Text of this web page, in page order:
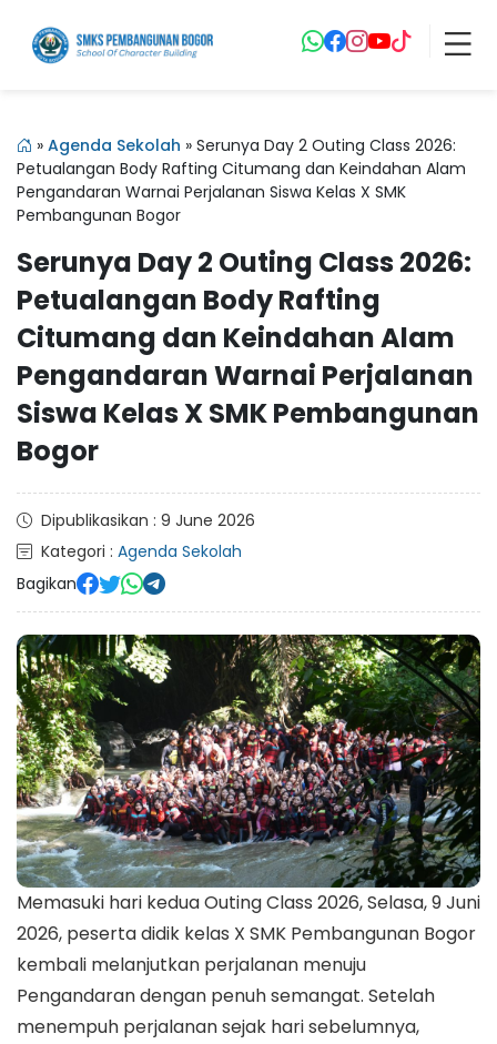
» Agenda Sekolah » Serunya Day 2 Outing Class 2026:
Petualangan Body Rafting Citumang dan Keindahan Alam
Pengandaran Warnai Perjalanan Siswa Kelas X SMK
Pembangunan Bogor
Serunya Day 2 Outing Class 2026:
Petualangan Body Rafting
Citumang dan Keindahan Alam
Pengandaran Warnai Perjalanan
Siswa Kelas X SMK Pembangunan
Bogor
Dipublikasikan : 9 June 2026
Kategori : Agenda Sekolah
Bagikan
Memasuki hari kedua Outing Class 2026, Selasa, 9 Juni
2026, peserta didik kelas X SMK Pembangunan Bogor
kembali melanjutkan perjalanan menuju
Pengandaran dengan penuh semangat. Setelah
menempuh perjalanan sejak hari sebelumnya,